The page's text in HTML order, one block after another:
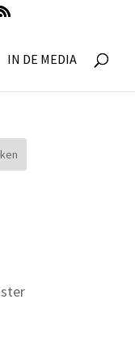
IN DE MEDIA